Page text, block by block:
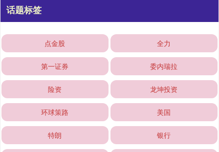
话题标签
点金股 全力
第一证券 委内瑞拉
险资 龙坤投资
环球策路 美国
特朗 银行